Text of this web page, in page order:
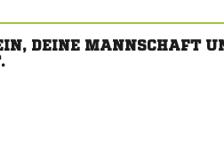
DEINE MANNSCHAFT